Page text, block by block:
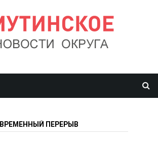
ВРЕМЕННЫЙ ПЕРЕРЫВ